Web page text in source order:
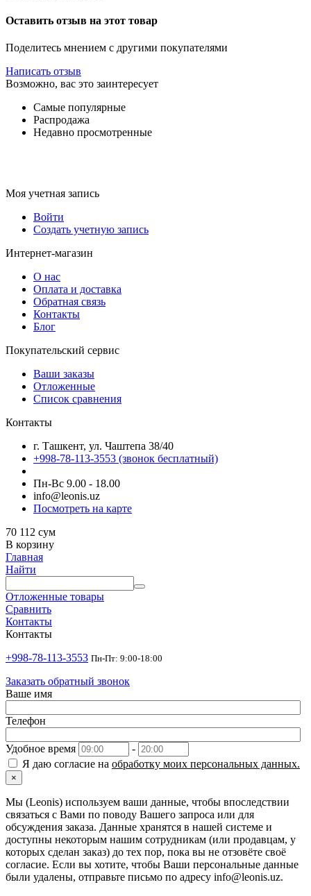
Оставить отзыв на этот товар
Поделитесь мнением с другими покупателями
Написать отзыв
Возможно, вас это заинтересует
Самые популярные
Распродажа
Недавно просмотренные
Моя учетная запись
Войти
Создать учетную запись
Интернет-магазин
О нас
Оплата и доставка
Обратная связь
Контакты
Блог
Покупательский сервис
Ваши заказы
Отложенные
Список сравнения
Контакты
г. Ташкент, ул. Чаштепа 38/40
+998-78-113-3553 (звонок бесплатный)
Пн-Вс 9.00 - 18.00
info@leonis.uz
Посмотреть на карте
70 112 сум
В корзину
Главная
Найти
Отложенные товары
Сравнить
Контакты
Контакты
+998-78-113-3553 Пн-Пт: 9:00-18:00
Заказать обратный звонок
Ваше имя
Телефон
Удобное время
-
Я даю согласие на обработку моих персональных данных.
×
Мы (Leonis) используем ваши данные, чтобы впоследствии
связаться с Вами по поводу Вашего запроса или для
обсуждения заказа. Данные хранятся в нашей системе и
доступны некоторым нашим сотрудникам (или продавцам, у
которых сделан заказ) до тех пор, пока вы не отзовёте своё
согласие. Если вы хотите, чтобы Ваши персональные данные
были удалены, отправьте письмо по адресу info@leonis.uz.